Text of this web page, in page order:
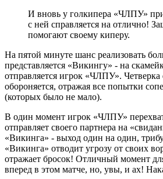
И вновь у голкипера «ЧЛПУ»
с ней справляется на отлично!
помогают своему киперу.
На пятой минуте шанс реализовать
представляется «Викингу» - на
отправляется игрок «ЧЛПУ».
обороняется, отражая все попытки
(которых было не мало).
В один момент игрок «ЧЛПУ»
отправляет своего партнера на
«Викинга» - выход один на один,
«Викинга» отводит угрозу от своих
отражает бросок! Отличный момент
вперед в этом матче, но, увы, и ах!